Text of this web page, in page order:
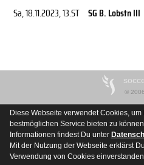
Sa, 18.11.2023, 13.ST SG B. Lobstn III
©
Besucherstatistik Kontakt
Diese Webseite verwendet Cookies, um
bestmöglichen Service bieten zu
Informationen findest Du unter
Mit der Nutzung der Webseite erklärst
Verwendung von Cookies